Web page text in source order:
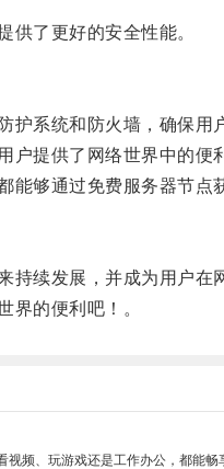
了更好的安全性能。
系统和防火墙，确保用
提供了网络世界中的便
够通过免费服务器节点
续发展，并成为用户在
的便利吧！。
频、玩游戏还是工作办公，都能